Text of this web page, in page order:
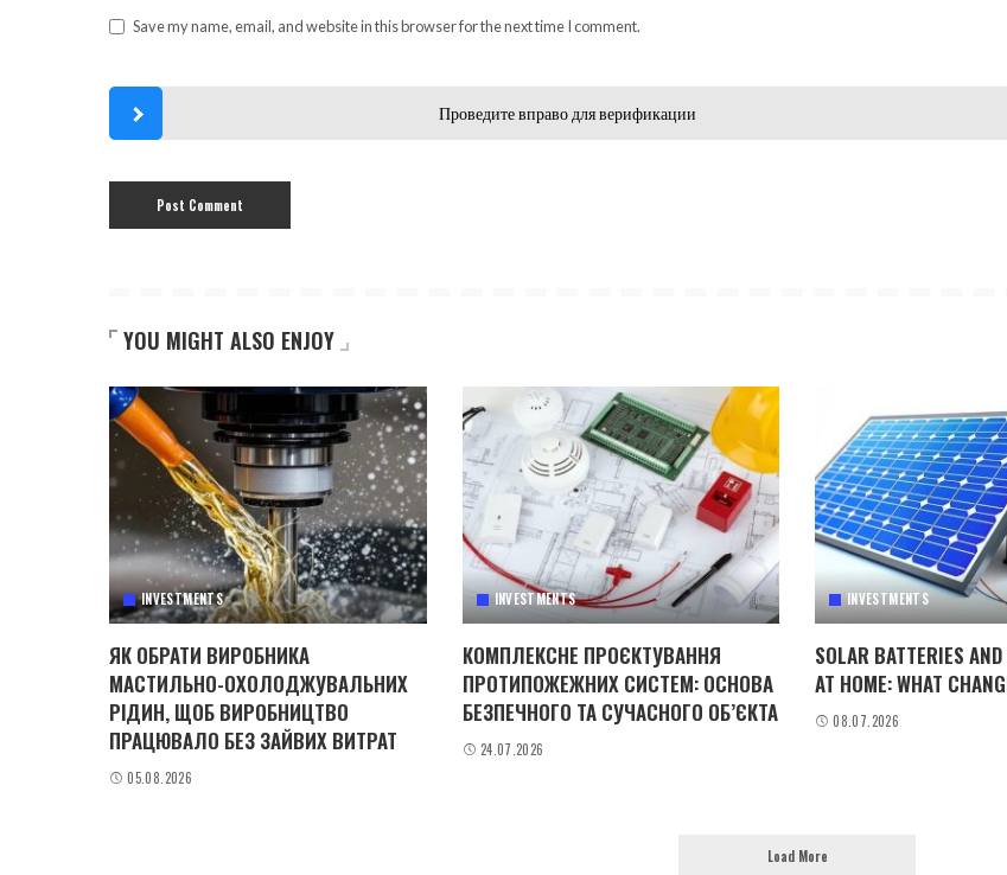
Save my name, email, and website in this browser for the next time I comment.
Проведите вправо для верификации
YOU MIGHT ALSO ENJOY
INVESTMENTS
ЯК ОБРАТИ ВИРОБНИКА
МАСТИЛЬНО-ОХОЛОДЖУВАЛЬНИХ
РІДИН, ЩОБ ВИРОБНИЦТВО
ПРАЦЮВАЛО БЕЗ ЗАЙВИХ ВИТРАТ
05.08.2026
INVESTMENTS
КОМПЛЕКСНЕ ПРОЄКТУВАННЯ
ПРОТИПОЖЕЖНИХ СИСТЕМ: ОСНОВА
БЕЗПЕЧНОГО ТА СУЧАСНОГО ОБ’ЄКТА
24.07.2026
INVESTMENTS
SOLAR BATTERIES
AT HOME: WHAT
08.07.2026
Load More